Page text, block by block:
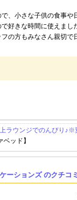
、小さな子供の食事や
好きな時間に使えまし
の方もみなさん親切で
ラウンジでのんびり♪※
ッド】
ションズ のクチコミ